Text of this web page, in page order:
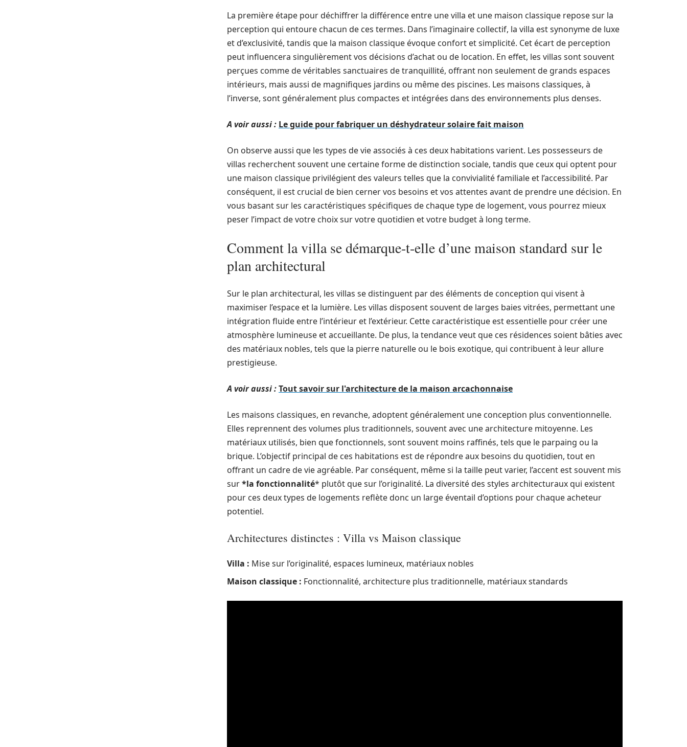
La première étape pour déchiffrer la différence entre une villa et une maison classique repose sur la
perception qui entoure chacun de ces termes. Dans l’imaginaire collectif, la villa est synonyme de luxe
et d’exclusivité, tandis que la maison classique évoque confort et simplicité. Cet écart de perception
peut influencera singulièrement vos décisions d’achat ou de location. En effet, les villas sont souvent
perçues comme de véritables sanctuaires de tranquillité, offrant non seulement de grands espaces
intérieurs, mais aussi de magnifiques jardins ou même des piscines. Les maisons classiques, à
l’inverse, sont généralement plus compactes et intégrées dans des environnements plus denses.
A voir aussi : Le guide pour fabriquer un déshydrateur solaire fait maison
On observe aussi que les types de vie associés à ces deux habitations varient. Les possesseurs de
villas recherchent souvent une certaine forme de distinction sociale, tandis que ceux qui optent pour
une maison classique privilégient des valeurs telles que la convivialité familiale et l’accessibilité. Par
conséquent, il est crucial de bien cerner vos besoins et vos attentes avant de prendre une décision. En
vous basant sur les caractéristiques spécifiques de chaque type de logement, vous pourrez mieux
peser l’impact de votre choix sur votre quotidien et votre budget à long terme.
Comment la villa se démarque-t-elle d’une maison standard sur le
plan architectural
Sur le plan architectural, les villas se distinguent par des éléments de conception qui visent à
maximiser l’espace et la lumière. Les villas disposent souvent de larges baies vitrées, permettant une
intégration fluide entre l’intérieur et l’extérieur. Cette caractéristique est essentielle pour créer une
atmosphère lumineuse et accueillante. De plus, la tendance veut que ces résidences soient bâties avec
des matériaux nobles, tels que la pierre naturelle ou le bois exotique, qui contribuent à leur allure
prestigieuse.
A voir aussi :Tout savoir sur l'architecture de la maison arcachonnaise
Les maisons classiques, en revanche, adoptent généralement une conception plus conventionnelle.
Elles reprennent des volumes plus traditionnels, souvent avec une architecture mitoyenne. Les
matériaux utilisés, bien que fonctionnels, sont souvent moins raffinés, tels que le parpaing ou la
brique. L’objectif principal de ces habitations est de répondre aux besoins du quotidien, tout en
offrant un cadre de vie agréable. Par conséquent, même si la taille peut varier, l’accent est souvent mis
sur*la fonctionnalité* plutôt que sur l’originalité. La diversité des styles architecturaux qui existent
pour ces deux types de logements reflète donc un large éventail d’options pour chaque acheteur
potentiel.
Architectures distinctes : Villa vs Maison classique
Villa : Mise sur l’originalité, espaces lumineux, matériaux nobles
Maison classique : Fonctionnalité, architecture plus traditionnelle, matériaux standards